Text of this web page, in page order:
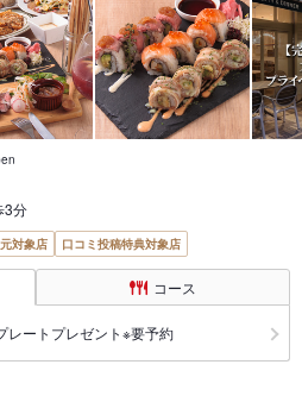
3分
対象店 口コミ投稿特典対象店
コース
レートプレゼント※要予約